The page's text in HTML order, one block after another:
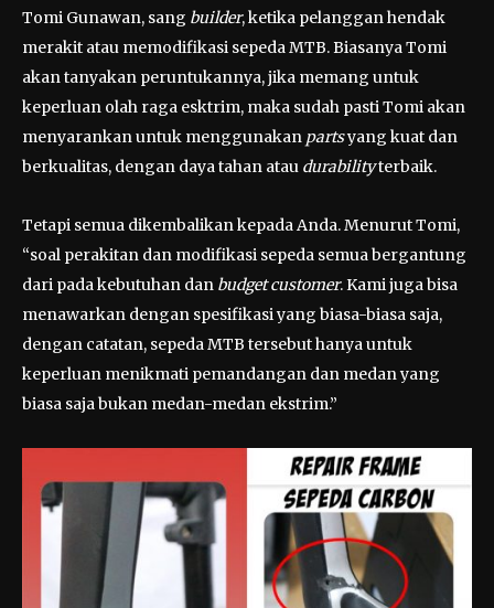
Tomi Gunawan, sang builder, ketika pelanggan hendak
merakit atau memodifikasi sepeda MTB. Biasanya Tomi
akan tanyakan peruntukannya, jika memang untuk
keperluan olah raga esktrim, maka sudah pasti Tomi akan
menyarankan untuk menggunakan partsyang kuat dan
berkualitas, dengan daya tahan atau durabilityterbaik.
Tetapi semua dikembalikan kepada Anda. Menurut Tomi,
“soal perakitan dan modifikasi sepeda semua bergantung
dari pada kebutuhan dan budget customer. Kami juga bisa
menawarkan dengan spesifikasi yang biasa-biasa saja,
dengan catatan, sepeda MTB tersebut hanya untuk
keperluan menikmati pemandangan dan medan yang
biasa saja bukan medan-medan ekstrim.”